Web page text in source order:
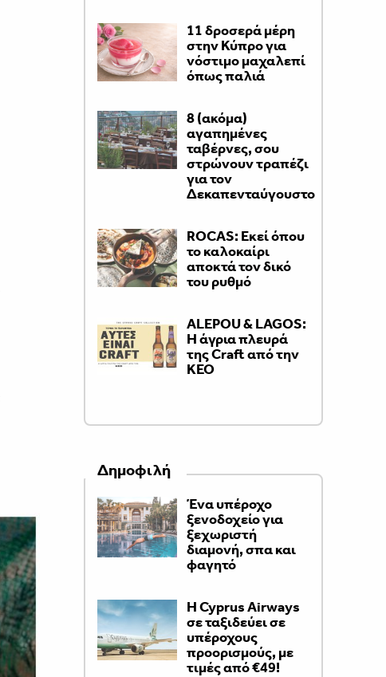
11 δροσερά μέρη
στην Κύπρο για
νόστιμο μαχαλεπί
όπως παλιά
8 (ακόμα)
αγαπημένες
ταβέρνες, σου
στρώνουν τραπέζι
για τον
Δεκαπενταύγουστο
ROCAS: Εκεί όπου
το καλοκαίρι
αποκτά τον δικό
του ρυθμό
ALEPOU & LAGOS:
Η άγρια πλευρά
της Craft από την
ΚΕΟ
Δημοφιλή
Ένα υπέροχο
ξενοδοχείο για
ξεχωριστή
διαμονή, σπα και
φαγητό
H Cyprus Airways
σε ταξιδεύει σε
υπέροχους
προορισμούς, με
τιμές από €49!